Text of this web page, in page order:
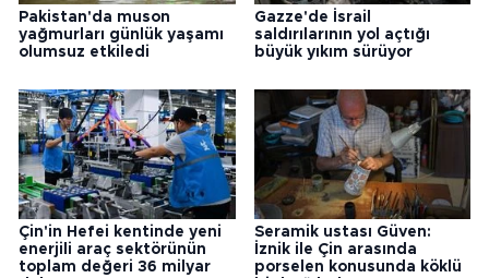
Pakistan'da muson
yağmurları günlük yaşamı
olumsuz etkiledi
Gazze'de İsrail
saldırılarının yol açtığı
büyük yıkım sürüyor
Çin'in Hefei kentinde yeni
enerjili araç sektörünün
toplam değeri 36 milyar
Seramik ustası Güven:
İznik ile Çin arasında
porselen konusunda köklü